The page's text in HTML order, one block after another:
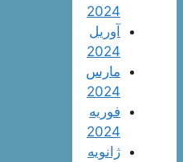
2024
آوریل
2024
مارس
2024
فوریه
2024
ژانویه